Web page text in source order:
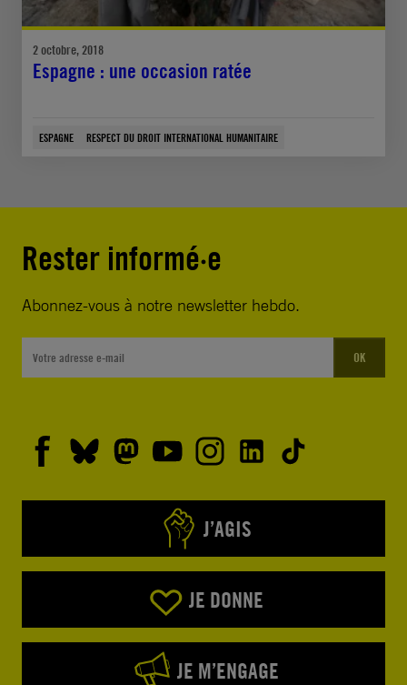
2 octobre, 2018
Espagne : une occasion ratée
ESPAGNE RESPECT DU DROIT INTERNATIONAL HUMANITAIRE
Rester informé·e
Abonnez-vous à notre newsletter hebdo.
OK
J’AGIS
JE DONNE
JE M’ENGAGE